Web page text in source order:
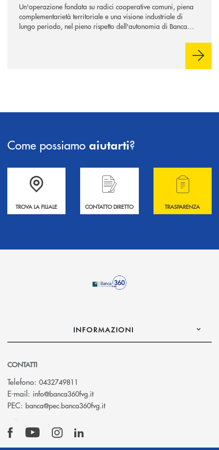
Un'operazione fondata su radici cooperative comuni, piena
complementarietà territoriale e una visione industriale di
lungo periodo, nel pieno rispetto dell'autonomia di Banca
negoziazione esclusiva per la finalizzazione dell’operazione.
Come possiamo aiutarti?
Accedi all' elenco completo delle filiali .
TROVA LA FILIALE
Hai bisogno di informazioni? Contattaci !
CONTATTO DIRETTO
Hai bisogno di
TRASPARENZA
INFORMAZIONI
CONTATTI
Telefono: 0432749811
E-mail: info@banca360fvg.it(si apre l’app di posta elettronica)
PEC: banca@pec.banca360fvg.it(si apre l’app di posta elettronica)